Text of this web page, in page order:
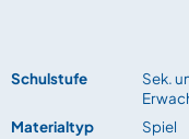
Schulstufe
Sek.
Materialtyp
Spiel